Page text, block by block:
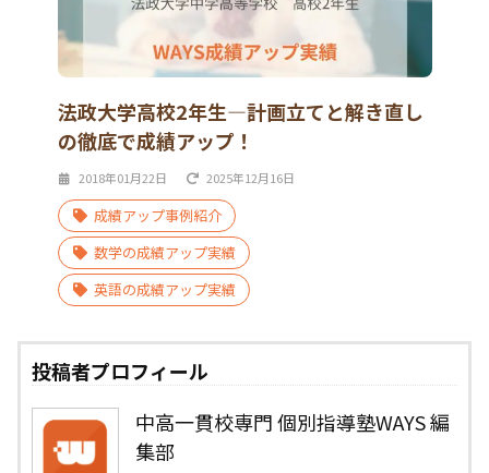
法政大学高校2年生―計画立てと解き直し
の徹底で成績アップ！
2018年01月22日 2025年12月16日
成績アップ事例紹介
数学の成績アップ実績
英語の成績アップ実績
投稿者プロフィール
中高一貫校専門 個別指導塾WAYS 編
集部